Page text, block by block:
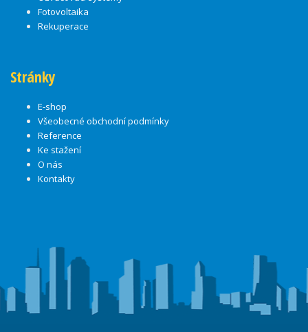
Fotovoltaika
Rekuperace
Stránky
E-shop
Všeobecné obchodní podmínky
Reference
Ke stažení
O nás
Kontakty